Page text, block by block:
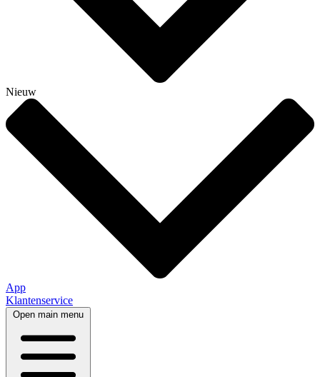
Nieuw
App
Klantenservice
Open main menu